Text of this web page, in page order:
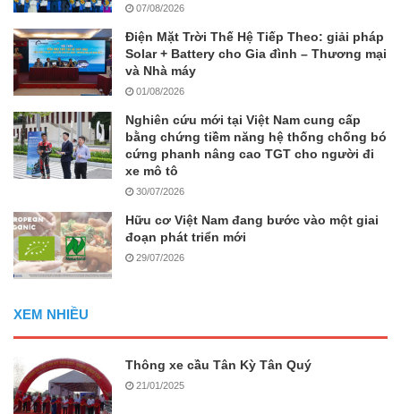
07/08/2026
Điện Mặt Trời Thế Hệ Tiếp Theo: giải pháp
Solar + Battery cho Gia đình – Thương mại
và Nhà máy
01/08/2026
Nghiên cứu mới tại Việt Nam cung cấp
bằng chứng tiềm năng hệ thống chống bó
cứng phanh nâng cao TGT cho người đi
xe mô tô
30/07/2026
Hữu cơ Việt Nam đang bước vào một giai
đoạn phát triển mới
29/07/2026
XEM NHIỀU
Thông xe cầu Tân Kỳ Tân Quý
21/01/2025